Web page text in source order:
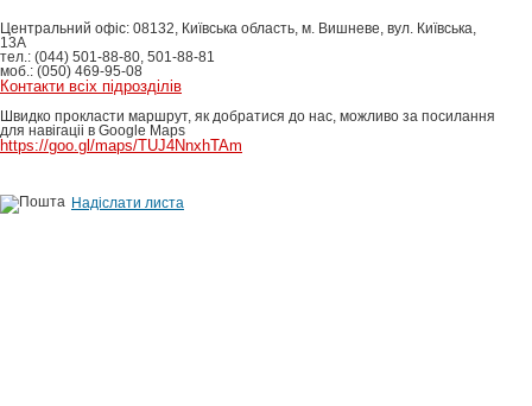
Центральний офіс: 08132, Київська область, м. Вишневе, вул. Київська,
13А
тел.: (044) 501-88-80, 501-88-81
моб.: (050) 469-95-08
Контакти всіх підрозділів
Швидко прокласти маршрут, як добратися до нас, можливо за посилання
для навігаціі в Google Maps
https://goo.gl/maps/TUJ4NnxhTAm
Надіслати листа